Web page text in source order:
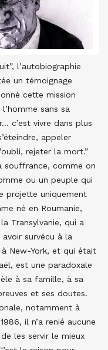
l’autobiographie
un témoignage
cette mission
sans sa
c’est vivre dans plus
appeler
rejeter la mort.”
souffrance, comme on
ou un peuple qui
projette uniquement
né en Roumanie,
Transylvanie, qui a
survécu à la
New-York, et qui était
est une paradoxale
à sa famille, à sa
et ses doutes.
notamment à
il n’a renié aucune
les servir le mieux